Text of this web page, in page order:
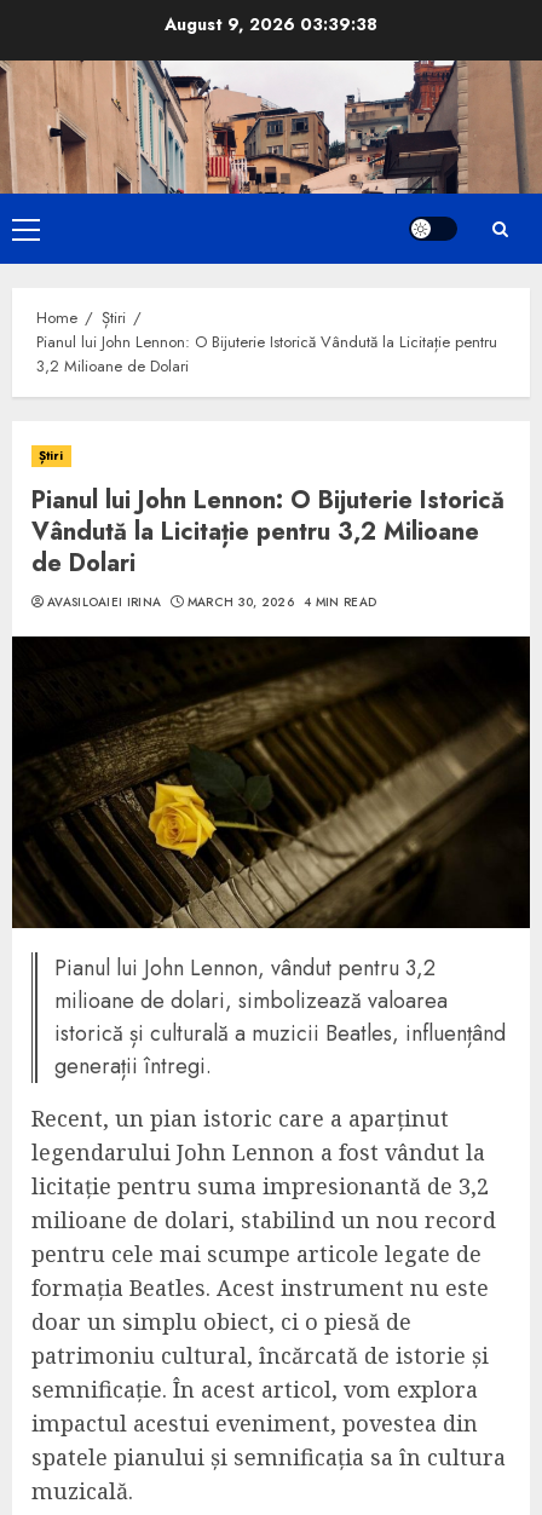
content
August 9, 2026 03:39:39
Primary
Menu
Home
Știri
Pianul lui John Lennon: O Bijuterie Istorică Vândută la Licitație pentru
3,2 Milioane de Dolari
Știri
Pianul lui John Lennon: O Bijuterie Istorică
Vândută la Licitație pentru 3,2 Milioane
de Dolari
AVASILOAIEI IRINA MARCH 30, 2026 4 MIN READ
Pianul lui John Lennon, vândut pentru 3,2
milioane de dolari, simbolizează valoarea
istorică și culturală a muzicii Beatles, influențând
generații întregi.
Recent, un pian istoric care a aparținut
legendarului John Lennon a fost vândut la
licitație pentru suma impresionantă de 3,2
milioane de dolari, stabilind un nou record
pentru cele mai scumpe articole legate de
formația Beatles. Acest instrument nu este
doar un simplu obiect, ci o piesă de
patrimoniu cultural, încărcată de istorie și
semnificație. În acest articol, vom explora
impactul acestui eveniment, povestea din
spatele pianului și semnificația sa în cultura
muzicală.